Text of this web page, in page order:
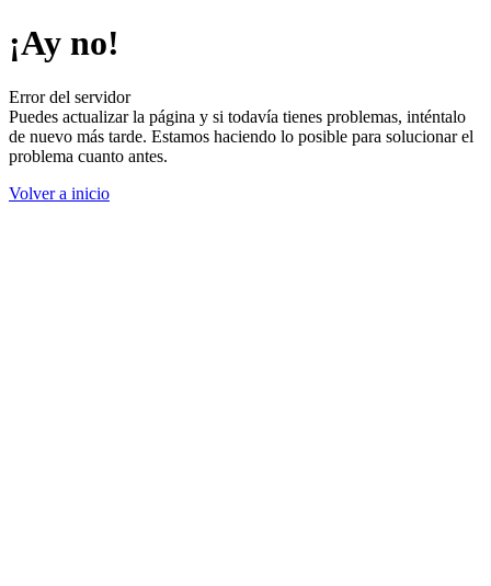
¡Ay no!
Error del servidor
Puedes actualizar la página y si todavía tienes problemas, inténtalo
de nuevo más tarde. Estamos haciendo lo posible para solucionar el
problema cuanto antes.
Volver a inicio